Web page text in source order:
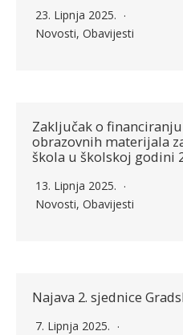
23. Lipnja 2025.
Novosti, Obavijesti
Zaključak o
obrazovnih materijala
škola u školskoj godini
13. Lipnja 2025.
Novosti, Obavijesti
Najava 2. sjednice
7. Lipnja 2025.